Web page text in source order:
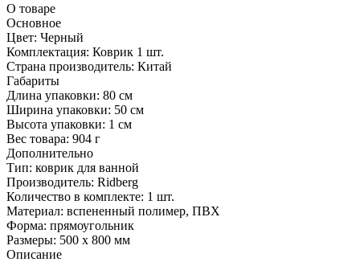
О товаре
Основное
Цвет: Черный
Комплектация: Коврик 1 шт.
Страна производитель: Китай
Габариты
Длина упаковки: 80 см
Ширина упаковки: 50 см
Высота упаковки: 1 см
Вес товара: 904 г
Дополнительно
Тип: коврик для ванной
Производитель: Ridberg
Количество в комплекте: 1 шт.
Материал: вспененный полимер, ПВХ
Форма: прямоугольник
Размеры: 500 x 800 мм
Описание